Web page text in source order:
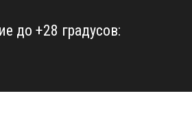
до +28 градусов: